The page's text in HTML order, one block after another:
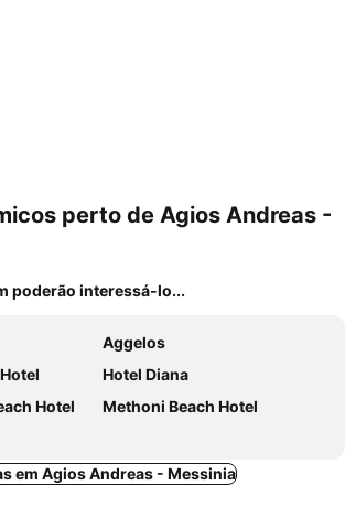
perto de Agios Andreas -
poderão interessá-lo...
Aggelos
Hotel Diana
Hotel
Methoni Beach Hotel
em Agios Andreas - Messinia